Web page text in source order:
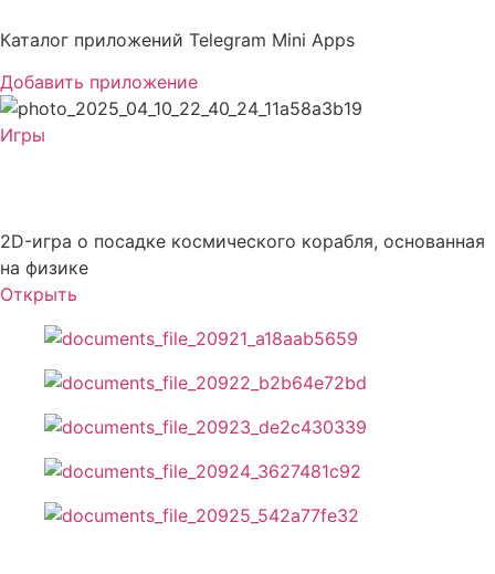
к
Каталог приложений Telegram Mini Apps
Добавить приложение
Игры
2D-игра о посадке космического корабля, основанная
на физике
Открыть